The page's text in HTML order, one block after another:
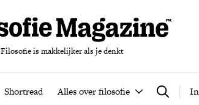
Filosofie is makkelijker als je denkt
Shortread Alles over filosofie Zoeken
Leren Filosoferen Shortread Alles over